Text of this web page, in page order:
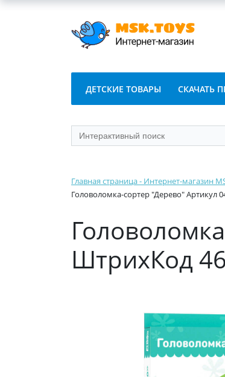
ДЕТСКИЕ ТОВАРЫ СКАЧАТЬ
Главная страница - Интернет-магазин
Головоломка-сортер "Дерево" Артикул
ШтрихКод